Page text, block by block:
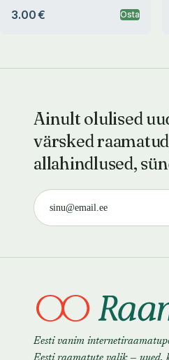
3.00 € Osta
Ainult olulised
värsked
allahindlused,
Eesti vanim